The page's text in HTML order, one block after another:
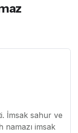
İmsak sahur ve
namazı imsak